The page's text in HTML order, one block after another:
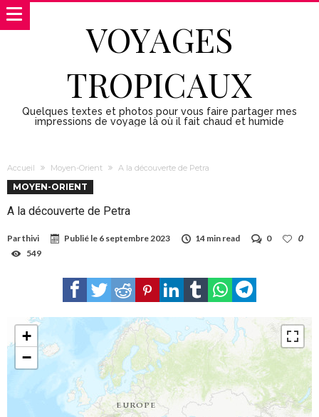
VOYAGES
TROPICAUX
Quelques textes et photos pour vous faire partager mes
impressions de voyage là où il fait chaud et humide
Accueil Moyen-Orient A la découverte de Petra
MOYEN-ORIENT
A la découverte de Petra
Parthivi Publié le 6 septembre 2023 14 min read 0
0
549
+
−